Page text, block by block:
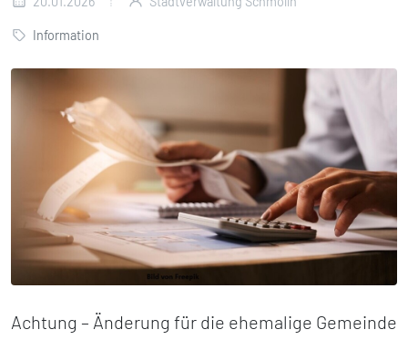
Information
Achtung – Änderung für die ehemalige Gemeinde